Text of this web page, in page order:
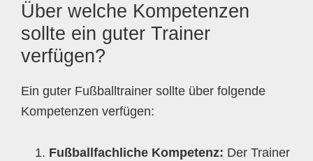
Über welche Kompetenzen
sollte ein guter Trainer
verfügen?
Ein guter Fußballtrainer sollte über folgende
Kompetenzen verfügen:
Fußballfachliche Kompetenz: Der Trainer